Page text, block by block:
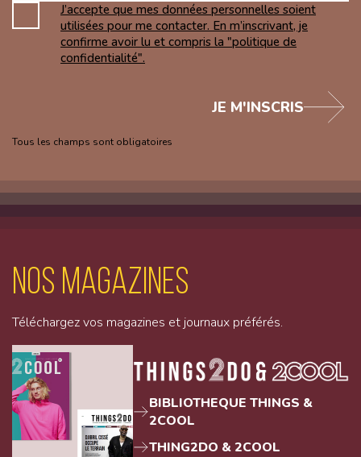
J’accepte que mes données personnelles soient
utilisées pour me contacter. En m’inscrivant, je
confirme avoir lu et compris la "politique de
confidentialité".
Tous les champs sont obligatoires
JE M'INSCRIS
Nos magazines
Téléchargez vos magazines et journaux préférés.
BIBLIOTHEQUE THINGS &
2COOL
THING2DO & 2COOL